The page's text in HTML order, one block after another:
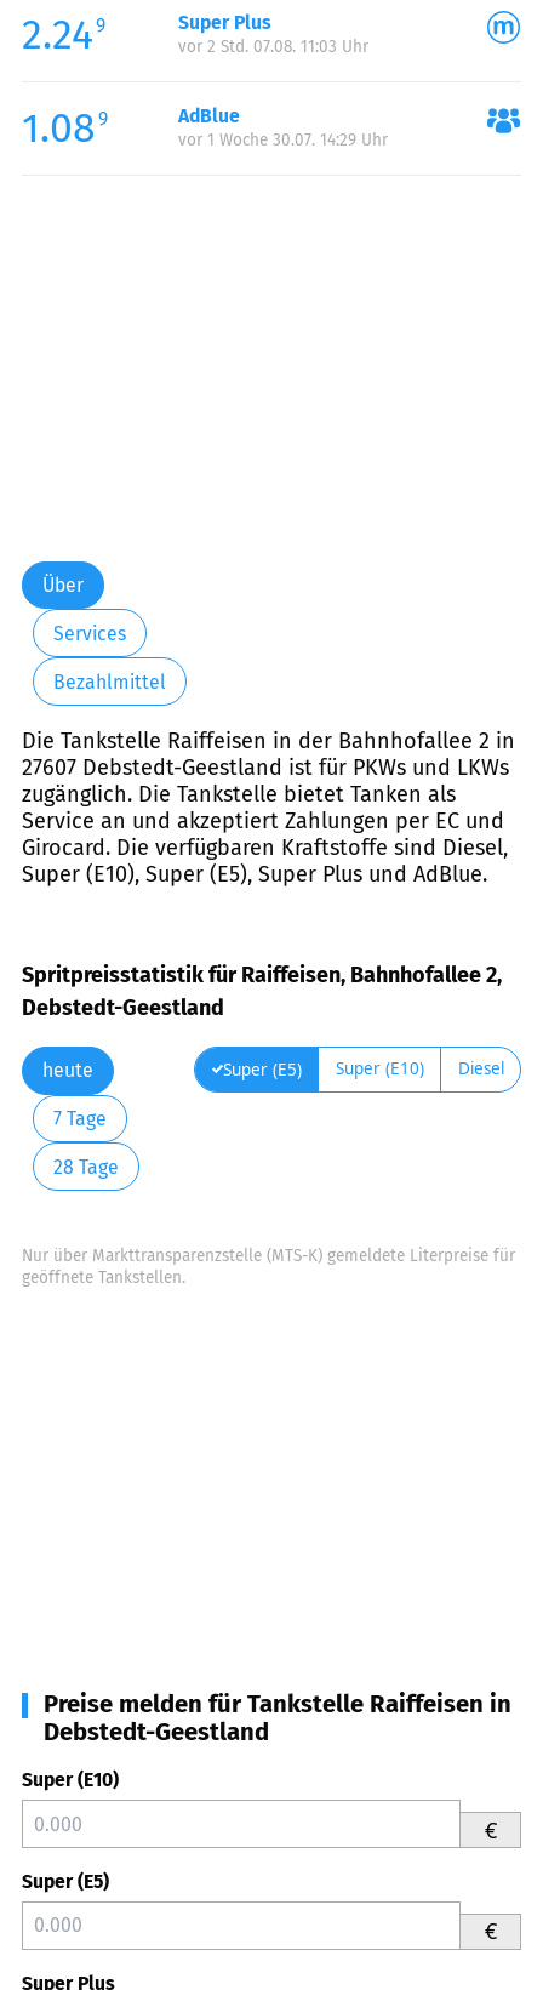
2.249 Super Plus
vor 2 Std. 07.08. 11:03 Uhr
1.08 9 AdBlue
vor 1 Woche 30.07. 14:29 Uhr
Über
Services
Bezahlmittel
Die Tankstelle Raiffeisen in der Bahnhofallee 2 in
27607 Debstedt-Geestland ist für PKWs und LKWs
zugänglich. Die Tankstelle bietet Tanken als
Service an und akzeptiert Zahlungen per EC und
Girocard. Die verfügbaren Kraftstoffe sind Diesel,
Super (E10), Super (E5), Super Plus und AdBlue.
Spritpreisstatistik für Raiffeisen, Bahnhofallee 2,
Debstedt-Geestland
heute
7 Tage
28 Tage
Super (E5) Super (E10) Diesel
Nur über Markttransparenzstelle (MTS-K) gemeldete Literpreise für
geöffnete Tankstellen.
Preise melden für Tankstelle Raiffeisen in
Debstedt-Geestland
Super (E10)
€
Super (E5)
€
Super Plus